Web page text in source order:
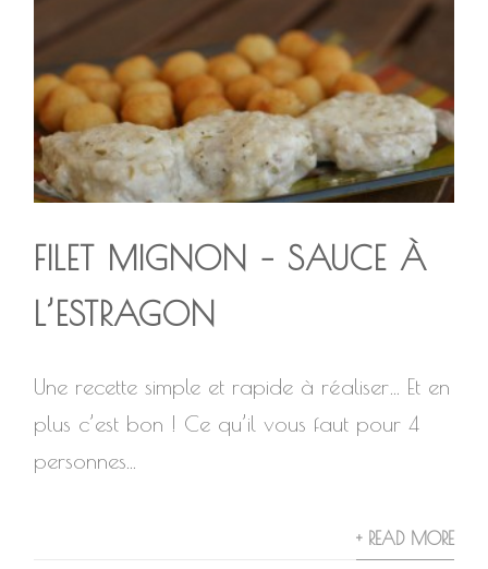
FILET MIGNON – SAUCE À
L’ESTRAGON
Une recette simple et rapide à réaliser… Et en
plus c’est bon ! Ce qu’il vous faut pour 4
personnes...
+ READ MORE